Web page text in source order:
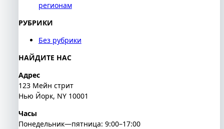
регионам
РУБРИКИ
Без рубрики
НАЙДИТЕ НАС
Адрес
123 Мейн стрит
Нью Йорк, NY 10001
Часы
Понедельник—пятница: 9:00–17:00